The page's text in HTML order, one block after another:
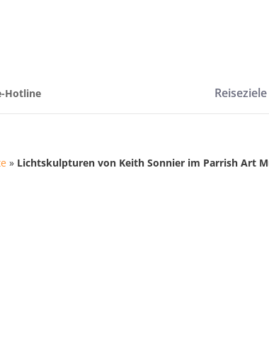
Hotline Reiseziele
» Lichtskulpturen von Keith Sonnier im Parrish Art